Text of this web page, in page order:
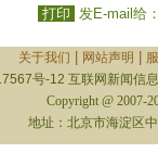
打印 发E-mail给
关于我们 网站声明
号-12 互联网新闻信
Copyright @ 2007-
地址：北京市海淀区